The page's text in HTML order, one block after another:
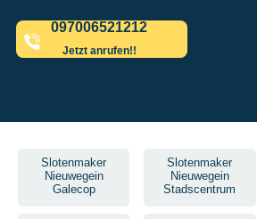
097006521212
Jetzt anrufen!!
Slotenmaker
Nieuwegein
Galecop
Slotenmaker
Nieuwegein
Stadscentrum